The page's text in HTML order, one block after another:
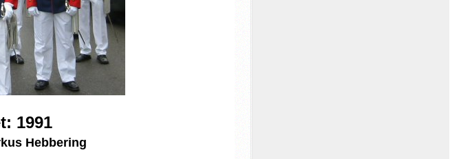
1991
Hebbering